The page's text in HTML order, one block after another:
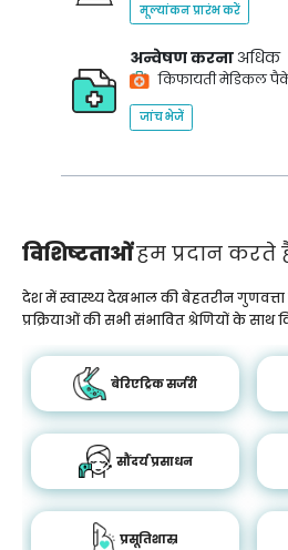
मूल्यांकन प्रारंभ करें
अन्वेषण करना अधिक
किफायती मेडिकल
जांच भेजें
विशिष्टताओंहम प्रदान करते
देश में स्वास्थ्य देखभाल की बेहतरीन
प्रक्रियाओं की सभी संभावित श्रेणियों के साथ
बेरिएट्रिक सर्जरी
सौंदर्य प्रसाधन
प्रसूतिशास्र